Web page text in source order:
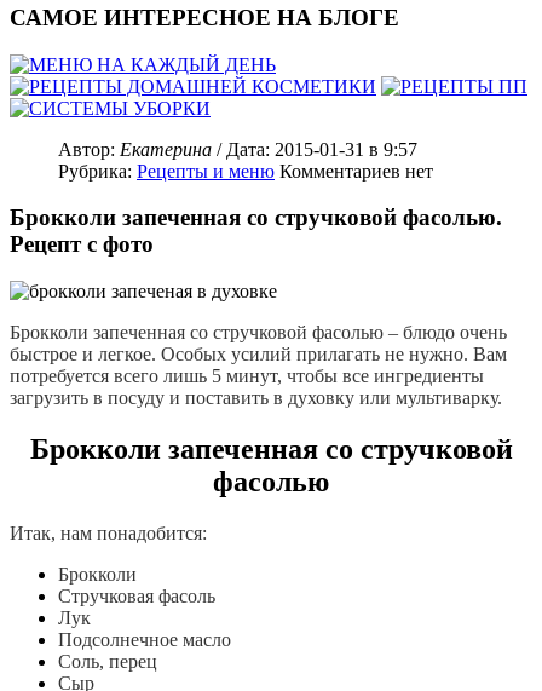
САМОЕ ИНТЕРЕСНОЕ НА БЛОГЕ
Автор: Екатерина / Дата: 2015-01-31 в 9:57
Рубрика: Рецепты и меню Комментариев нет
Брокколи запеченная со стручковой фасолью.
Рецепт с фото
Брокколи запеченная со стручковой фасолью – блюдо очень
быстрое и легкое. Особых усилий прилагать не нужно. Вам
потребуется всего лишь 5 минут, чтобы все ингредиенты
загрузить в посуду и поставить в духовку или мультиварку.
Брокколи запеченная со стручковой
фасолью
Итак, нам понадобится:
Брокколи
Стручковая фасоль
Лук
Подсолнечное масло
Соль, перец
Сыр